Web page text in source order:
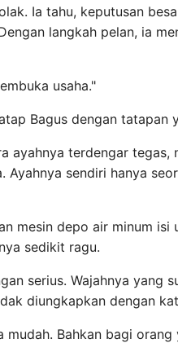
Ia tahu, keputusan
langkah pelan, ia
usaha."
Bagus dengan
ayahnya terdengar
sendiri hanya
mesin depo air minum
sedikit ragu.
serius. Wajahnya
diungkapkan dengan
mudah. Bahkan bagi